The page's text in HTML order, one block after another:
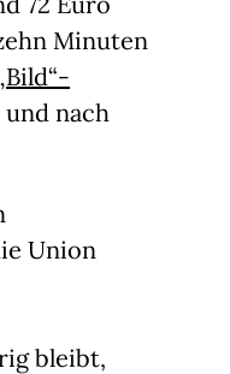
Minuten
und nach
Union
bleibt,